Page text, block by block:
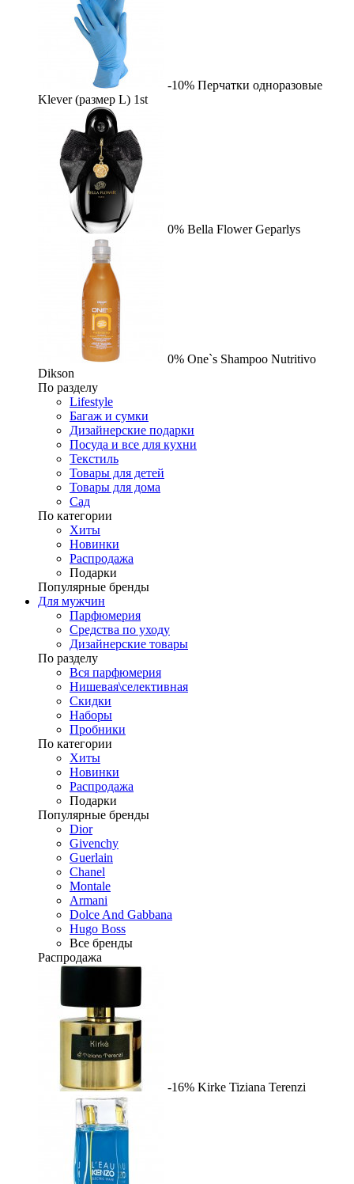
-10% Перчатки одноразовые
Klever (размер L) 1st
0% Bella Flower Geparlys
0% One`s Shampoo Nutritivo
Dikson
По разделу
Lifestyle
Багаж и сумки
Дизайнерские подарки
Посуда и все для кухни
Текстиль
Товары для детей
Товары для дома
Сад
По категории
Хиты
Новинки
Распродажа
Подарки
Популярные бренды
Для мужчин
Парфюмерия
Средства по уходу
Дизайнерские товары
По разделу
Вся парфюмерия
Нишевая\селективная
Скидки
Наборы
Пробники
По категории
Хиты
Новинки
Распродажа
Подарки
Популярные бренды
Dior
Givenchy
Guerlain
Chanel
Montale
Armani
Dolce And Gabbana
Hugo Boss
Все бренды
Распродажа
-16% Kirke Tiziana Terenzi